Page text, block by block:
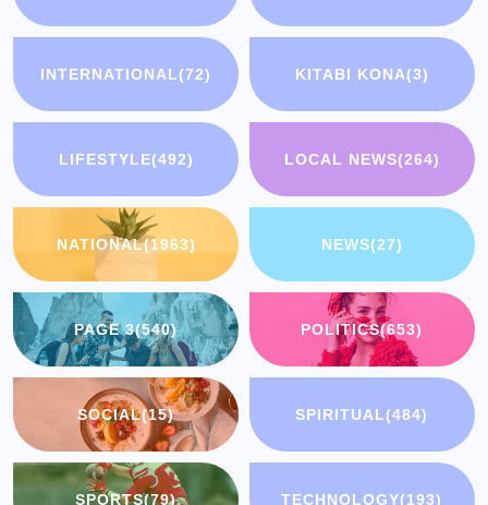
INTERNATIONAL(72) KITABI KONA(3)
LIFESTYLE(492) LOCAL NEWS(264)
NATIONAL(1963) NEWS(27)
PAGE 3(540) POLITICS(653)
SOCIAL(15) SPIRITUAL(484)
SPORTS(79) TECHNOLOGY(193)